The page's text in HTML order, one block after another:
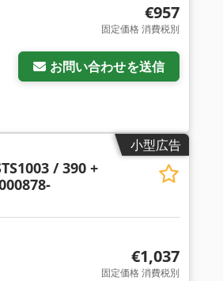
€957
固定価格 消費税別
お問い合わせを送信
小型広告
/ 390 +
€1,037
固定価格 消費税別